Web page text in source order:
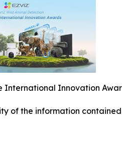
International Innovation
of the information